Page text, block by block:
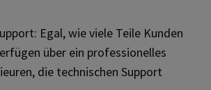
Egal, wie viele Teile Kunden
über ein professionelles
die technischen Support